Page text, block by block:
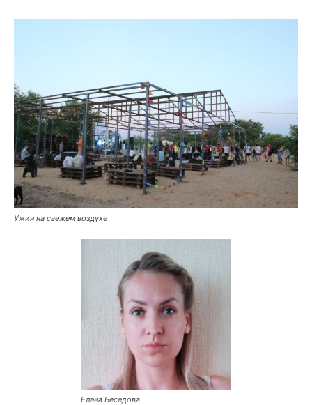
Ужин на свежем воздухе
Елена Беседова